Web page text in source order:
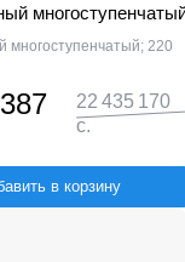
многоступенчатый; 220
22 435 170
с.
в корзину